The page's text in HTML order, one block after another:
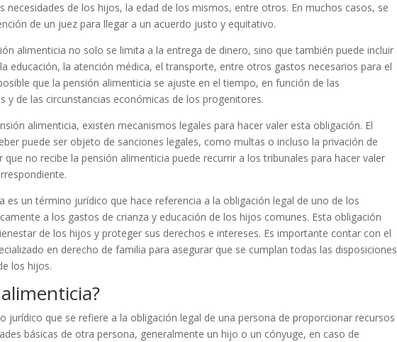
necesidades de los hijos, la edad de los mismos, entre otros. En muchos casos, se
de un juez para llegar a un acuerdo justo y equitativo.
alimenticia no solo se limita a la entrega de dinero, sino que también puede incluir
educación, la atención médica, el transporte, entre otros gastos necesarios para el
que la pensión alimenticia se ajuste en el tiempo, en función de las
y de las circunstancias económicas de los progenitores.
alimenticia, existen mecanismos legales para hacer valer esta obligación. El
puede ser objeto de sanciones legales, como multas o incluso la privación de
no recibe la pensión alimenticia puede recurrir a los tribunales para hacer valer
es un término jurídico que hace referencia a la obligación legal de uno de los
a los gastos de crianza y educación de los hijos comunes. Esta obligación
de los hijos y proteger sus derechos e intereses. Es importante contar con el
en derecho de familia para asegurar que se cumplan todas las disposiciones
los hijos.
jurídico que se refiere a la obligación legal de una persona de proporcionar recursos
básicas de otra persona, generalmente un hijo o un cónyuge, en caso de